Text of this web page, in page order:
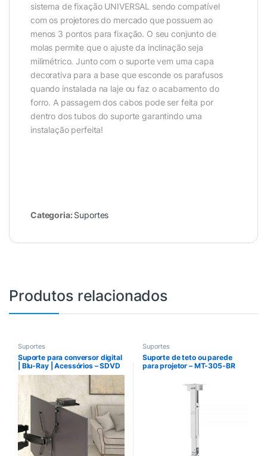
sistema de fixação UNIVERSAL sendo compatível
com os projetores do mercado que possuem ao
menos 3 pontos para fixação. O seu conjunto de
molas permite que o ajuste da inclinação seja
milimétrico. Junto com o suporte vem uma capa
decorativa para a base que esconde os parafusos
quando instalada na laje ou faz o acabamento do
forro. A passagem dos cabos pode ser feita por
dentro dos tubos do suporte garantindo uma
instalação perfeita!
Categoria:Suportes
Produtos relacionados
Suportes
Suporte para conversor digital
| Blu-Ray | Acessórios – SDVD
AERO
Suportes
Suporte de teto ou parede
para projetor – MT-305-BR